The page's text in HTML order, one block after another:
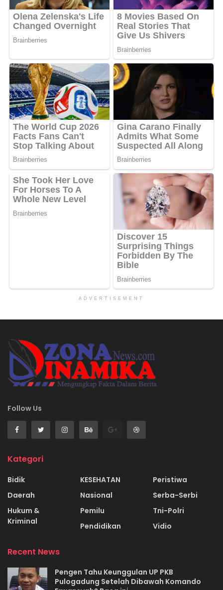
ADVERTISEMENT
Follow Us
Kategori
Bidik
Daerah
Hukum &
Kriminal
KESEHATAN
Nasional
Pemilu
Pendidikan
Peristiwa
Serba-Serbi
Tni-Polri
Vidio
Recent News
Pengen Tahu Keunggulan UP PKB
Pulogadung Setelah Dibawah Komando